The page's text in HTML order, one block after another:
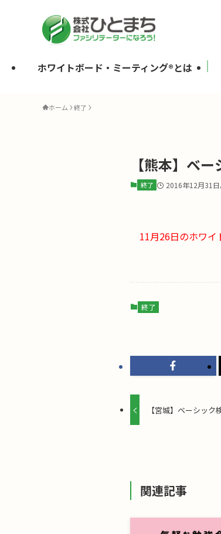
ホワイトボード・ミーティング®とは
ホーム 終了
【熊本】ベ
終了 2016年12月31日
11月26日のホワイ
終了
【宮城】ベーシック
関連記事